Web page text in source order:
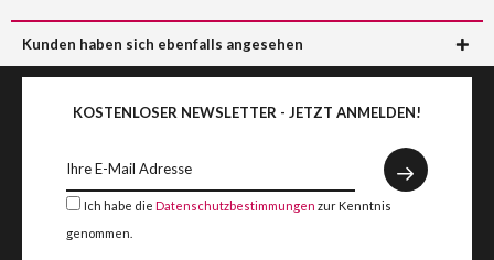
Kunden haben sich ebenfalls angesehen
KOSTENLOSER NEWSLETTER - JETZT ANMELDEN!
Ich habe die Datenschutzbestimmungen zur Kenntnis
genommen.